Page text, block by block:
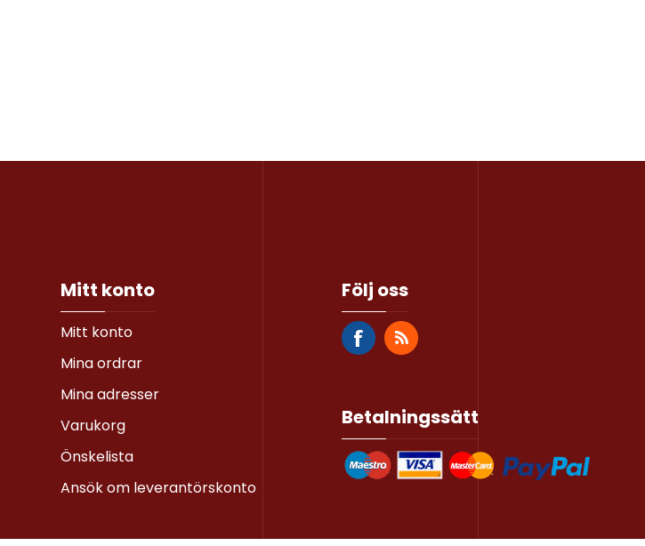
Mitt konto
Mitt konto
Mina ordrar
Mina adresser
Varukorg
Önskelista
Ansök om leverantörskonto
Följ oss
Betalningssätt